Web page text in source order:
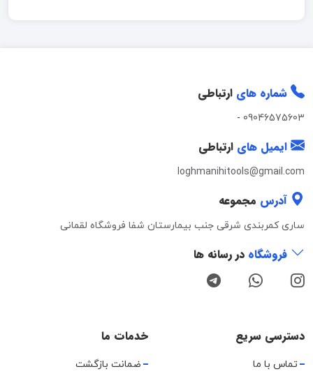
شماره های ارتباطی
09046575603
-
ایمیل های ارتباطی
loghmanihitools@gmail.com
آدرس مجموعه
ساری کمربندی شرقی جنب بیمارستان شفا فروشگاه لقمانی
فروشگاه در رسانه ها
دسترسی سریع
تماس با ما
خدمات ما
ضمانت بازگشت